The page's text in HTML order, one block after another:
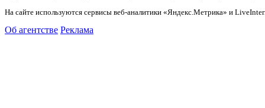
На сайте используются сервисы веб-аналитики «Яндекс.Метрика» и
Об агентстве Реклама